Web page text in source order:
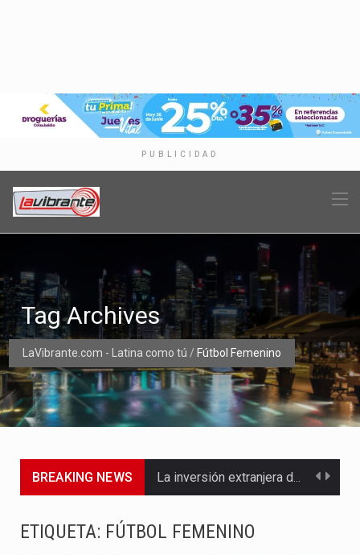
PUBLICIDAD
LaVibrante.com - Latina como tú / Fútbol Femenino
Tag Archives
BREAKING NEWS La inversión extranjera directa en Colombia comenzó a dar señales…
ETIQUETA: FÚTBOL FEMENINO